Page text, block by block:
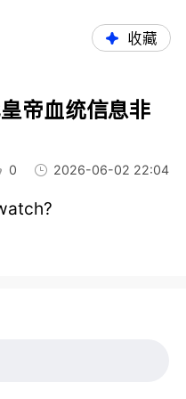
收藏
帝血统信息非
0 2026-06-02 22:04